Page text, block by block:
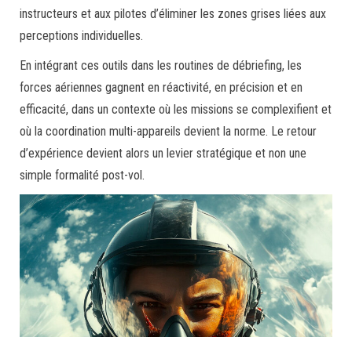
instructeurs et aux pilotes d’éliminer les zones grises liées aux
perceptions individuelles.
En intégrant ces outils dans les routines de débriefing, les
forces aériennes gagnent en réactivité, en précision et en
efficacité, dans un contexte où les missions se complexifient et
où la coordination multi-appareils devient la norme. Le retour
d’expérience devient alors un levier stratégique et non une
simple formalité post-vol.